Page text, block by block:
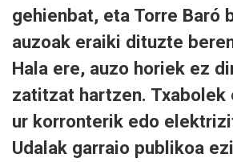
gehienbat, eta Torre Baró
auzoak eraiki dituzte
Hala ere, auzo horiek ez
zatitzat hartzen. Txabolek
ur korronterik edo
Udalak garraio publikoa